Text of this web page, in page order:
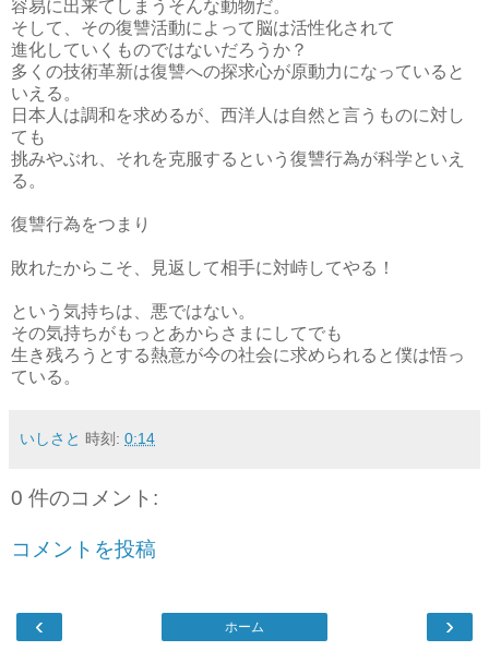
容易に出来てしまうそんな動物だ。
そして、その復讐活動によって脳は活性化されて
進化していくものではないだろうか？
多くの技術革新は復讐への探求心が原動力になっていると
いえる。
日本人は調和を求めるが、西洋人は自然と言うものに対し
ても
挑みやぶれ、それを克服するという復讐行為が科学といえ
る。
復讐行為をつまり
敗れたからこそ、見返して相手に対峙してやる！
という気持ちは、悪ではない。
その気持ちがもっとあからさまにしてでも
生き残ろうとする熱意が今の社会に求められると僕は悟っ
ている。
いしさと 時刻: 0:14
0 件のコメント:
コメントを投稿
‹ ›
ホーム